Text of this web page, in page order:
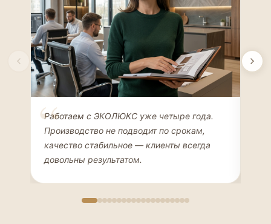
Елена Соколова
ДИЗАЙНЕР ИНТЕРЬЕРОВ
Работаем с ЭКОЛЮКС уже четыре года.
Производство не подводит по срокам,
качество стабильное — клиенты всегда
довольны результатом.